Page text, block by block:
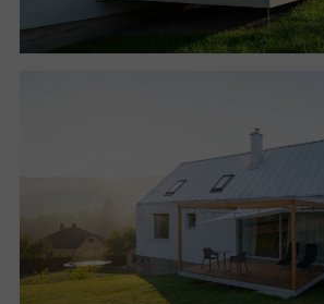
Stavba je koncipována jako
systém. Obvodovým nosným
vnější vrstvou z dusané hlíny. Strop
monolitická železobetonová deska,
přízemím jsou trámové dřevěné
založena formou základových pásů
dřevěným krovem dimenzovaným
malé vrcholové kleštiny a podkrovní